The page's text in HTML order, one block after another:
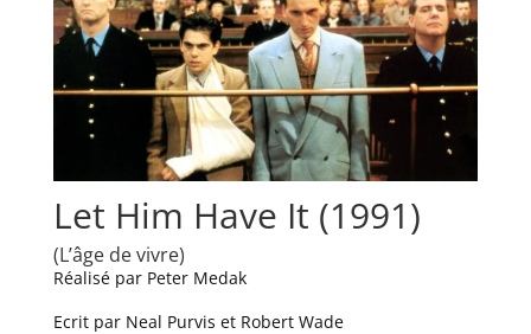
Let Him Have It (1991)
(L’âge de vivre)
Réalisé par Peter Medak
Ecrit par Neal Purvis et Robert Wade